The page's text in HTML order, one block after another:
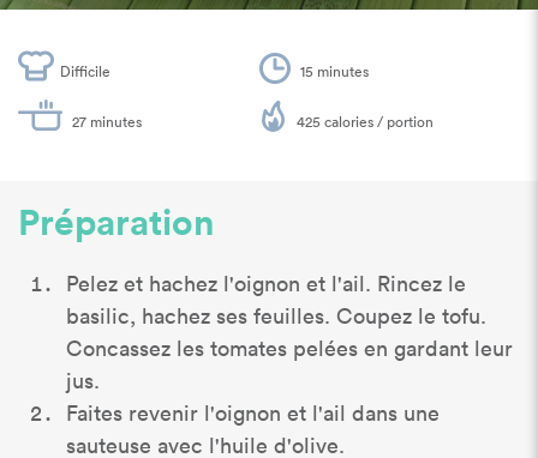
Difficile 15 minutes
27 minutes 425 calories / portion
Préparation
Pelez et hachez l'oignon et l'ail. Rincez le
basilic, hachez ses feuilles. Coupez le tofu.
Concassez les tomates pelées en gardant leur
jus.
Faites revenir l'oignon et l'ail dans une
sauteuse avec l'huile d'olive.